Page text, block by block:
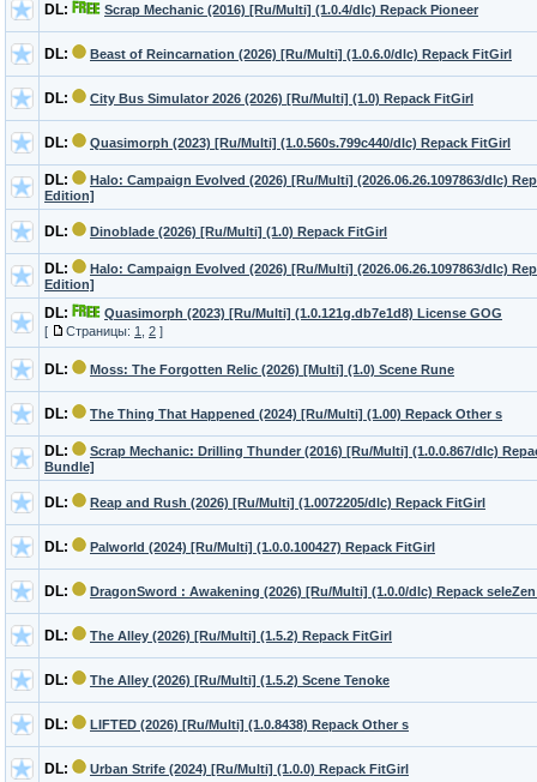
DL: Scrap Mechanic (2016) [Ru/Multi] (1.0.4/dlc) Repack Pioneer
DL: Beast of Reincarnation (2026) [Ru/Multi] (1.0.6.0/dlc) Repack FitGirl
DL: City Bus Simulator 2026 (2026) [Ru/Multi] (1.0) Repack FitGirl
DL: Quasimorph (2023) [Ru/Multi] (1.0.560s.799c440/dlc) Repack FitGirl
DL:
Halo: Campaign Evolved (2026) [Ru/Multi] (2026.06.26.1097863/dlc)
Edition]
DL: Dinoblade (2026) [Ru/Multi] (1.0) Repack FitGirl
DL:
Halo: Campaign Evolved (2026) [Ru/Multi] (2026.06.26.1097863/dlc)
Edition]
DL:
Quasimorph (2023) [Ru/Multi] (1.0.121g.db7e1d8) License GOG
[
Страницы: 1 2 ]
DL: Moss: The Forgotten Relic (2026) [Multi] (1.0) Scene Rune
DL: The Thing That Happened (2024) [Ru/Multi] (1.00) Repack Other s
DL:
Scrap Mechanic: Drilling Thunder (2016) [Ru/Multi] (1.0.0.867/dlc)
Bundle]
DL: Reap and Rush (2026) [Ru/Multi] (1.0072205/dlc) Repack FitGirl
DL: Palworld (2024) [Ru/Multi] (1.0.0.100427) Repack FitGirl
DL: DragonSword : Awakening (2026) [Ru/Multi] (1.0.0/dlc) Repack
DL: The Alley (2026) [Ru/Multi] (1.5.2) Repack FitGirl
DL: The Alley (2026) [Ru/Multi] (1.5.2) Scene Tenoke
DL: LIFTED (2026) [Ru/Multi] (1.0.8438) Repack Other s
DL: Urban Strife (2024) [Ru/Multi] (1.0.0) Repack FitGirl